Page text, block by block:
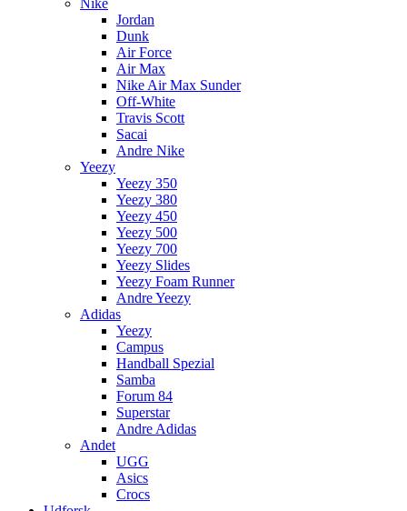
Nike
Jordan
Dunk
Air Force
Air Max
Nike Air Max Sunder
Off-White
Travis Scott
Sacai
Andre Nike
Yeezy
Yeezy 350
Yeezy 380
Yeezy 450
Yeezy 500
Yeezy 700
Yeezy Slides
Yeezy Foam Runner
Andre Yeezy
Adidas
Yeezy
Campus
Handball Spezial
Samba
Forum 84
Superstar
Andre Adidas
Andet
UGG
Asics
Crocs